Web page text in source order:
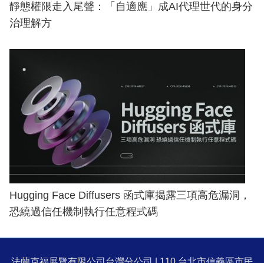
靜態權限走入尾聲：「自適應」成AI代理世代的身分
治理解方
Hugging Face Diffusers 函式庫揭露三項高危漏洞，
恐繞過信任機制執行任意程式碼